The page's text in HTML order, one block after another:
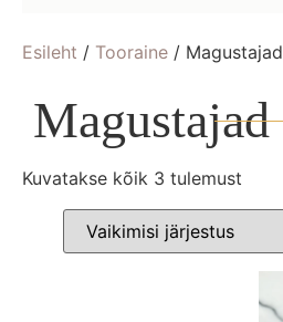
Esileht / Tooraine / Magustajad
Magustajad
Kuvatakse kõik 3 tulemust